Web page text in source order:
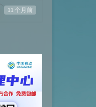
11 个月前